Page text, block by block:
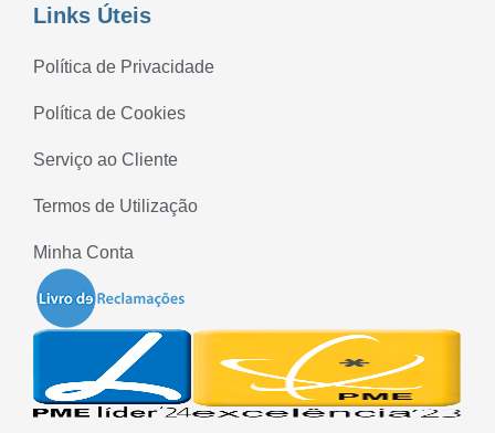
Links Úteis
Política de Privacidade
Política de Cookies
Serviço ao Cliente
Termos de Utilização
Minha Conta